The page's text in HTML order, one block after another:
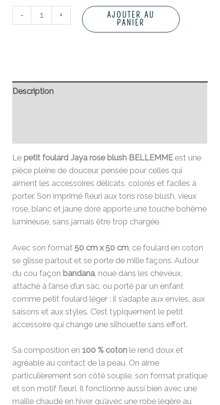
- +
AJOUTER AU
PANIER
Description
Le petit foulard Jaya rose blush BELLEMMEest une
pièce pleine de douceur, pensée pour celles qui
aiment les accessoires délicats, colorés et faciles à
porter. Son imprimé fleuri aux tons rose blush, vieux
rose, blanc et jaune doré apporte une touche bohème
lumineuse, sans jamais être trop chargée.
Avec son format50 cm x 50 cm , ce foulard en coton
se glisse partout et se porte de mille façons. Autour
du cou façon bandana , noué dans les cheveux,
attaché à l’anse d’un sac, ou porté par un enfant
comme petit foulard léger : il s’adapte aux envies, aux
saisons et aux styles. C’est typiquement le petit
accessoire qui change une silhouette sans effort.
Sa composition en100 % coton le rend doux et
agréable au contact de la peau. On aime
particulièrement son côté souple, son format pratique
et son motif fleuri. Il fonctionne aussi bien avec une
maille chaude en hiver qu’avec une robe légère au